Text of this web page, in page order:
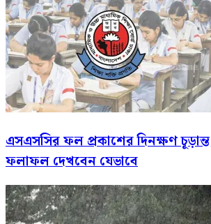
এসএসসির ফল প্রকাশের দিনক্ষণ
ফলাফল দেখবেন যেভাবে